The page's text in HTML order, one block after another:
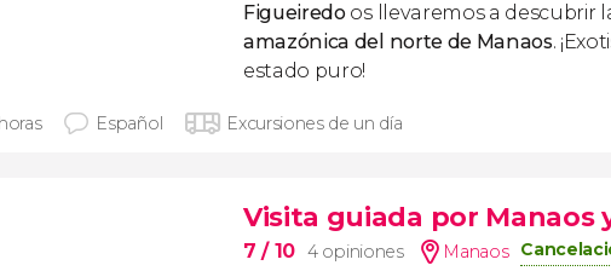
Figueiredoos llevaremos a descubrir
amazónica del norte de Manaos.
estado puro!
Español Excursiones de un día
Visita guiada por Manaos
7/ 10 4 opiniones Manaos